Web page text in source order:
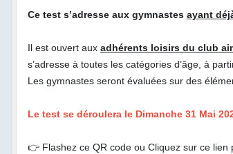
Ce test s’adresse aux gymnastes ayant
Il est ouvert aux adhérents loisirs du club
s’adresse à toutes les catégories d’âge, à
Les gymnastes seront évaluées sur des
Le test se déroulera le Dimanche 31 Mai
👉 Flashez ce QR code ou Cliquez sur ce lien